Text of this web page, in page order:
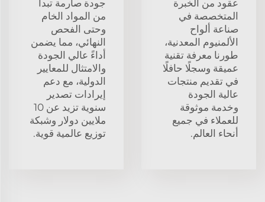
عقود من الخبرة
المتخصصة في
صناعة ألواح
الألمنيوم المعدنية،
طورنا معرفة تقنية
عميقة وسجلًا حافلًا
في تقديم منتجات
عالية الجودة
وخدمة موثوقة
للعملاء في جميع
أنحاء العالم.
جودة صارمة تبدأ
من المواد الخام
وحتى الفحص
النهائي، مما يضمن
أداءً عالي الجودة
والامتثال للمعايير
الدولية، مع دعم
إيرادات تصدير
سنوية تزيد عن 10
ملايين دولار وشبكة
توزيع عالمية قوية.